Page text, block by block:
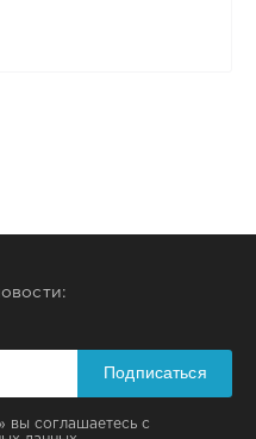
Подписаться
вы соглашаетесь с